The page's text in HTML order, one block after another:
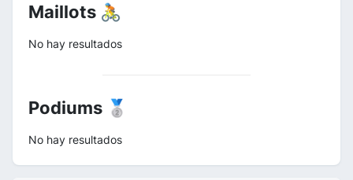
Maillots 🚴
No hay resultados
Podiums 🥈
No hay resultados